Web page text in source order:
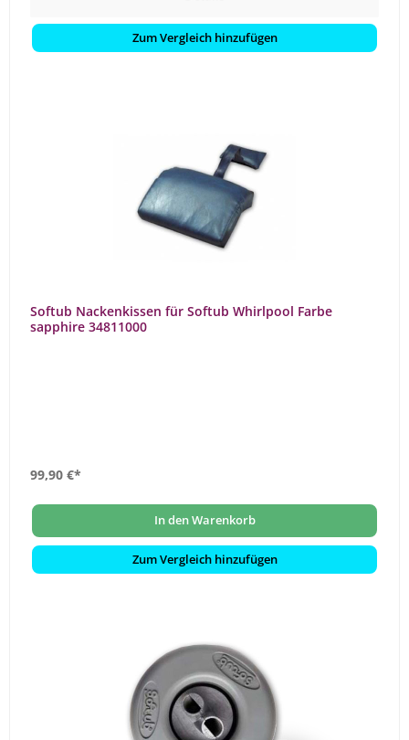
Zum Vergleich hinzufügen
Softub Nackenkissen für Softub Whirlpool Farbe
sapphire 34811000
99,90 €*
In den Warenkorb
Zum Vergleich hinzufügen